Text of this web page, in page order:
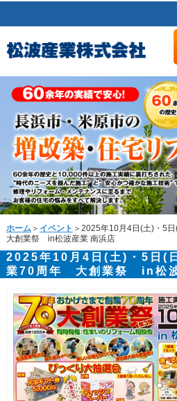
ホーム ＞ イベント ＞2025年10月4日(土)・5
大創業祭 in松波産業 南浜店
2025年10月4日(土)・5日(
業70周年 大創業祭 in松